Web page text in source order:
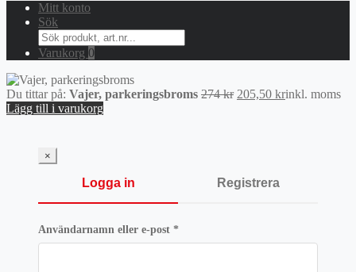
Mitt konto
Sök
Search
for:
Varukorg 0
Du tittar på: Vajer, parkeringsbroms 274kr Det
205,50 krDet
inkl. moms
Lägg till i varukorg
×
Logga in Registrera
Användarnamn eller e-post *Obligatoriskt